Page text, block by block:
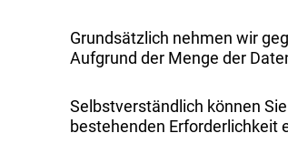
Grundsätzlich nehmen wir
Aufgrund der Menge der
Selbstverständlich können
bestehenden Erforderlichkeit